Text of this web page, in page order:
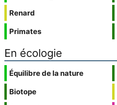
Renard
Primates
En écologie
Équilibre de la nature
Biotope